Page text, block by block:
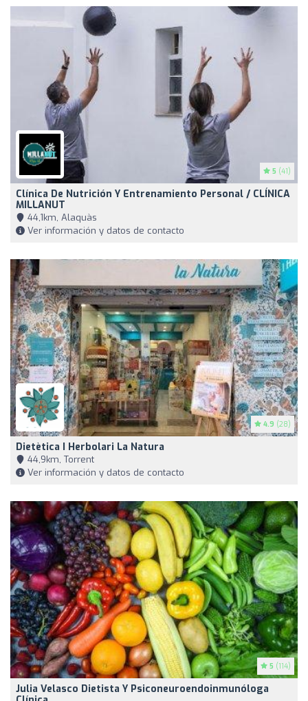
5 (41)
Clínica De Nutrición Y Entrenamiento Personal / CLÍNICA
MILLANUT
44,1km, Alaquàs
Ver información y datos de contacto
4.9 (28)
Dietètica I Herbolari La Natura
44,9km, Torrent
Ver información y datos de contacto
5 (114)
Julia Velasco Dietista Y Psiconeuroendoinmunóloga